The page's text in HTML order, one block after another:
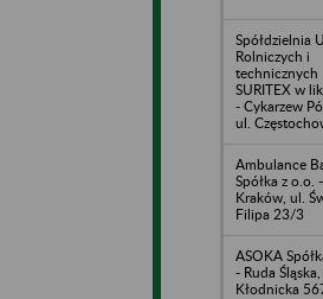
Spółdzielnia
Rolniczych i
technicznych
SURITEX w
- Cykarzew
ul.
Ambulance
Spółka z o.o. -
Kraków, ul.
Filipa 23/3
ASOKA
- Ruda Śląska,
Kłodnicka